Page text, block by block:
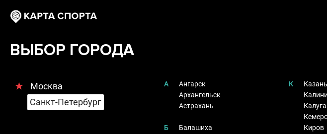
ВЫБОР ГОРОДА
★
Москва
Санкт-Петербург
А
Ангарск
Архангельск
Астрахань
Б
Балашиха
К
Казань
Калуга
Киров